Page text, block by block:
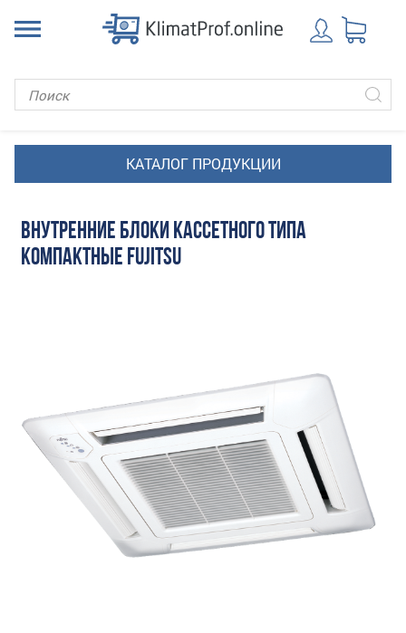
ВНУТРЕННИЕ БЛОКИ КАССЕТНОГО ТИПА
КОМПАКТНЫЕ FUJITSU